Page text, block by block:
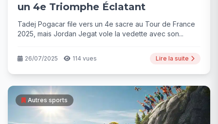
un 4e Triomphe Éclatant
Tadej Pogacar file vers un 4e sacre au Tour de France
2025, mais Jordan Jegat vole la vedette avec son...
26/07/2025 114 vues Lire la suite
Autres sports